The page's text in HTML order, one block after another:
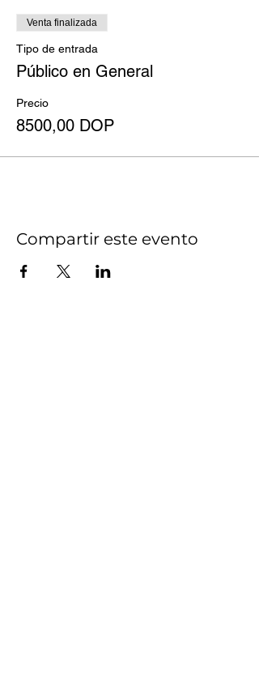
Venta finalizada
Tipo de entrada
Público en General
Precio
8500,00 DOP
Compartir este evento